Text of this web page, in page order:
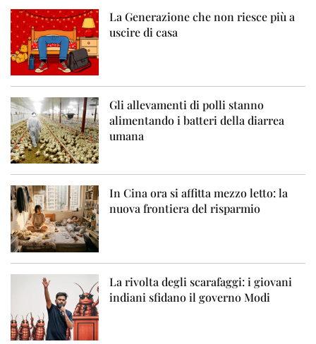
La Generazione che non riesce più a
uscire di casa
Gli allevamenti di polli stanno
alimentando i batteri della diarrea
umana
In Cina ora si affitta mezzo letto: la
nuova frontiera del risparmio
La rivolta degli scarafaggi: i giovani
indiani sfidano il governo Modi